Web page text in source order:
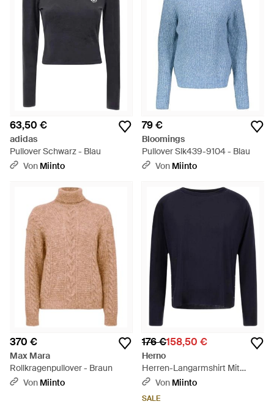
63,50 €
adidas
Pullover Schwarz - Blau
Von Miinto
79 €
Bloomings
Pullover Slk439-9104 - Blau
Von Miinto
370 €
Max Mara
Rollkragenpullover - Braun
Von Miinto
176 €158,50 €
Herno
Herren-Langarmshirt Mit
Glam-Strick-Effekt - Blau
Von Miinto
SALE